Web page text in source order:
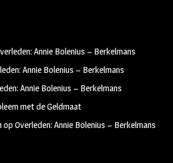
Annie Bolenius – Berkelmans
Annie Bolenius – Berkelmans
Annie Bolenius – Berkelmans
met de Geldmaat
opOverleden: Annie Bolenius – Berkelmans